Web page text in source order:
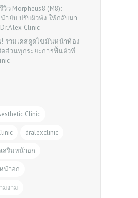
วิว Morpheus8 (M8):
ายับ ปรับผิวพัง ให้กลับมา
Clinic
รวมเคสดูดไขมันหน้าท้อง
ส่วนทุกระยะการฟื้นตัวที่
Clinic
dralexclinic
สริมหน้าอก
น้าอก
มงาม